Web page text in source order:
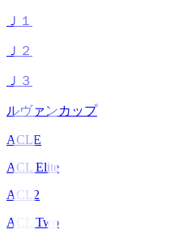
Ｊ１
Ｊ２
Ｊ３
ルヴァンカップ
ACLE
ACL Elite
ACL2
ACL Two